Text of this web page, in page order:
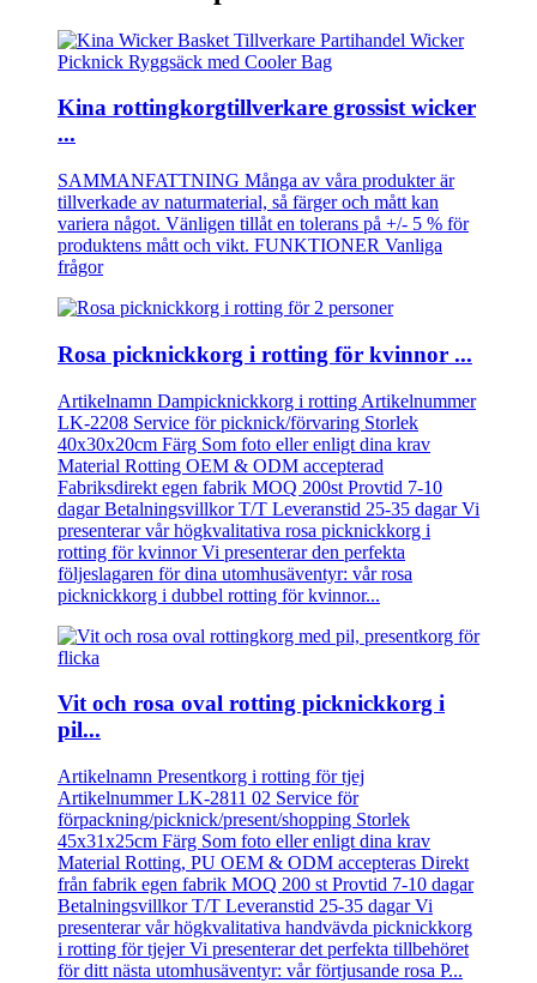
Kina rottingkorgtillverkare grossist wicker
...
SAMMANFATTNING Många av våra produkter är
tillverkade av naturmaterial, så färger och mått kan
variera något. Vänligen tillåt en tolerans på +/- 5 % för
produktens mått och vikt. FUNKTIONER Vanliga
frågor
Rosa picknickkorg i rotting för kvinnor ...
Artikelnamn Dampicknickkorg i rotting Artikelnummer
LK-2208 Service för picknick/förvaring Storlek
40x30x20cm Färg Som foto eller enligt dina krav
Material Rotting OEM & ODM accepterad
Fabriksdirekt egen fabrik MOQ 200st Provtid 7-10
dagar Betalningsvillkor T/T Leveranstid 25-35 dagar Vi
presenterar vår högkvalitativa rosa picknickkorg i
rotting för kvinnor Vi presenterar den perfekta
följeslagaren för dina utomhusäventyr: vår rosa
picknickkorg i dubbel rotting för kvinnor...
Vit och rosa oval rotting picknickkorg i
pil...
Artikelnamn Presentkorg i rotting för tjej
Artikelnummer LK-2811 02 Service för
förpackning/picknick/present/shopping Storlek
45x31x25cm Färg Som foto eller enligt dina krav
Material Rotting, PU OEM & ODM accepteras Direkt
från fabrik egen fabrik MOQ 200 st Provtid 7-10 dagar
Betalningsvillkor T/T Leveranstid 25-35 dagar Vi
presenterar vår högkvalitativa handvävda picknickkorg
i rotting för tjejer Vi presenterar det perfekta tillbehöret
för ditt nästa utomhusäventyr: vår förtjusande rosa P...